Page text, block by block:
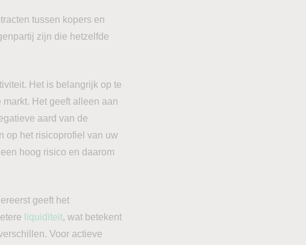
tussen kopers en
zijn die hetzelfde
Het is belangrijk op te
Het geeft alleen aan
aard van de
op het risicoprofiel van uw
hoog risico en daarom
geeft het
liquiditeit, wat betekent
Voor actieve